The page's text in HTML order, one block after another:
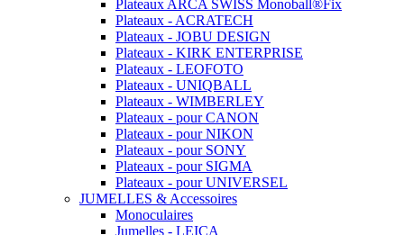
Plateaux ARCA SWISS Monoball®Fix
Plateaux - ACRATECH
Plateaux - JOBU DESIGN
Plateaux - KIRK ENTERPRISE
Plateaux - LEOFOTO
Plateaux - UNIQBALL
Plateaux - WIMBERLEY
Plateaux - pour CANON
Plateaux - pour NIKON
Plateaux - pour SONY
Plateaux - pour SIGMA
Plateaux - pour UNIVERSEL
JUMELLES & Accessoires
Monoculaires
Jumelles - LEICA